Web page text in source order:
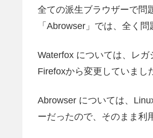
全ての派生ブラウザーで問
「Abrowser」では、全く
Waterfox については、レ
Firefoxから変更していまし
Abrowser については、
ーだったので、そのまま利